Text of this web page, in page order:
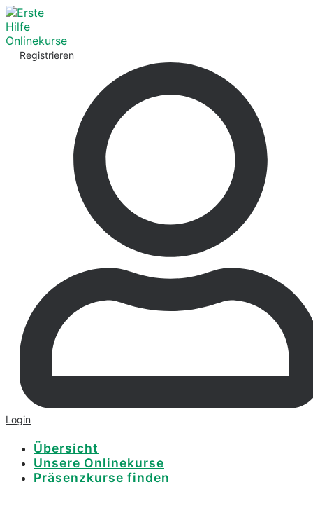
Registrieren
Login
Übersicht
Unsere Onlinekurse
Präsenzkurse finden